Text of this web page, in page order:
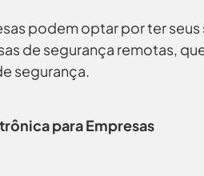
podem optar por ter seus
de segurança remotas,
segurança.
para Empresas